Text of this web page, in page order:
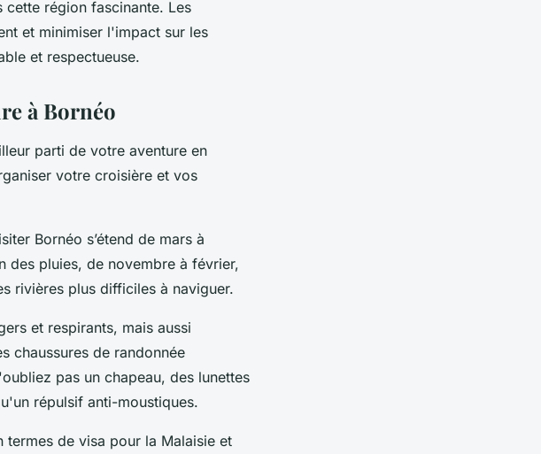
cette région fascinante. Les
et minimiser l'impact sur les
et respectueuse.
à Bornéo
parti de votre aventure en
votre croisière et vos
Bornéo s’étend de mars à
des pluies, de novembre à février,
rivières plus difficiles à naviguer.
et respirants, mais aussi
chaussures de randonnée
pas un chapeau, des lunettes
répulsif anti-moustiques.
termes de visa pour la Malaisie et